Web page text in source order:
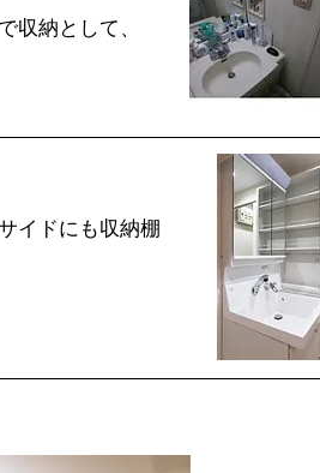
収納として、
イドにも収納棚